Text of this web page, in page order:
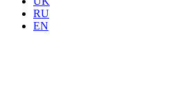
RU
EN